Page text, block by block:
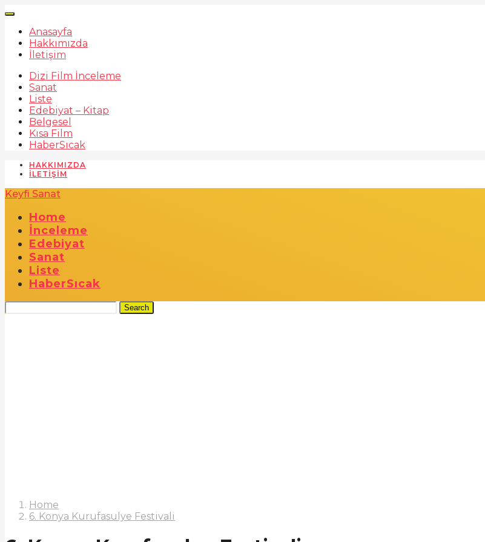
Anasayfa
Hakkımızda
İletişim
Dizi Film İnceleme
Sanat
Liste
Edebiyat – Kitap
Belgesel
Kısa Film
HaberSıcak
HAKKIMIZDA
İLETIŞIM
Keyfi Sanat
Home
İnceleme
Edebiyat
Sanat
Liste
HaberSıcak
Search
Home
6. Konya Kurufasulye Festivali